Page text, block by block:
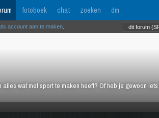
fotoboek chat zoeken dm
wat met sport te maken heeft? Of heb je gewoon
account aan te maken